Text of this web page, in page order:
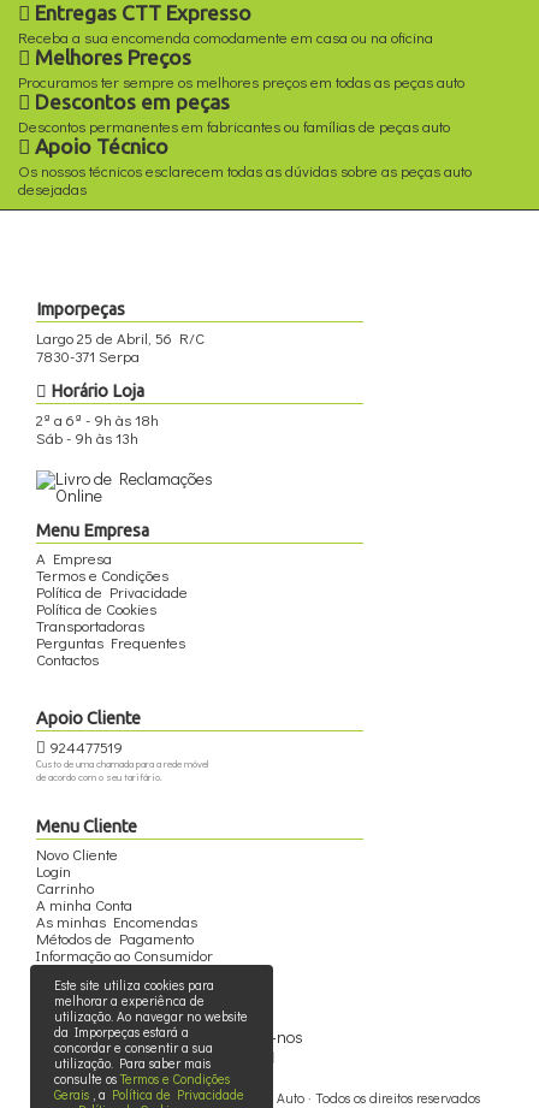
Entregas CTT Expresso
Receba a sua encomenda comodamente em casa ou na oficina
Melhores Preços
Procuramos ter sempre os melhores preços em todas as peças auto
Descontos em peças
Descontos permanentes em fabricantes ou famílias de peças auto
Apoio Técnico
Os nossos técnicos esclarecem todas as dúvidas sobre as peças auto
desejadas
Imporpeças
Largo 25 de Abril, 56 R/C
7830-371 Serpa
Horário Loja
2ª a 6ª - 9h às 18h
Sáb - 9h às 13h
Menu Empresa
A Empresa
Termos e Condições
Política de Privacidade
Política de Cookies
Transportadoras
Perguntas Frequentes
Contactos
Apoio Cliente
924477519
Custo de uma chamada para a rede móvel
de acordo com o seu tarifário.
Menu Cliente
Novo Cliente
Login
Carrinho
A minha Conta
As minhas Encomendas
Métodos de Pagamento
Informação ao Consumidor
Siga-nos
© 2015 - 2026 - Imporpeças - Peças Auto · Todos os direitos reservados
Este site utiliza cookies para
melhorar a experiênca de
utilização. Ao navegar no website
da Imporpeças estará a
concordar e consentir a sua
utilização. Para saber mais
consulte osTermos e Condições
Gerais , a Política de Privacidade